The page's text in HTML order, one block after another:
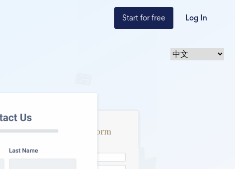
Start for free Log In